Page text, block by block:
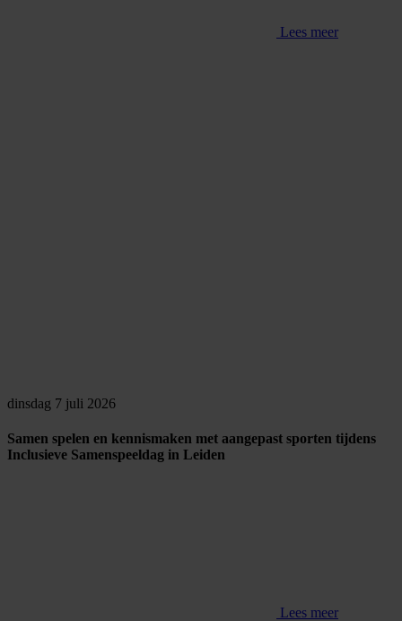
Lees meer
dinsdag 7 juli 2026
Samen spelen en kennismaken met aangepast sporten tijdens
Inclusieve Samenspeeldag in Leiden
Lees meer